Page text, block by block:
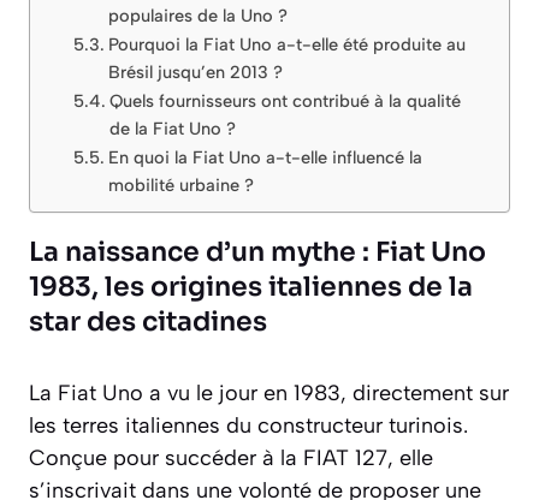
populaires de la Uno ?
Pourquoi la Fiat Uno a-t-elle été produite au
Brésil jusqu’en 2013 ?
Quels fournisseurs ont contribué à la qualité
de la Fiat Uno ?
En quoi la Fiat Uno a-t-elle influencé la
mobilité urbaine ?
La naissance d’un mythe : Fiat Uno
1983, les origines italiennes de la
star des citadines
La Fiat Uno a vu le jour en 1983, directement sur
les terres italiennes du constructeur turinois.
Conçue pour succéder à la FIAT 127, elle
s’inscrivait dans une volonté de proposer une